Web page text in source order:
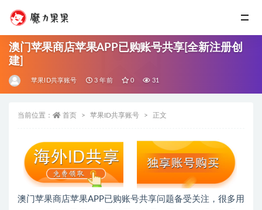
澳门苹果商店苹果APP已购账号共享[全新注册创
建]
苹果ID共享账号 3 年前 0 31
当前位置： 首页 苹果ID共享账号 正文
澳门苹果商店苹果APP已购账号共享问题备受关注，很多用